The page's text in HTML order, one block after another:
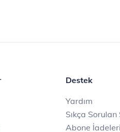
Destek
Yardım
Sıkça
Abone